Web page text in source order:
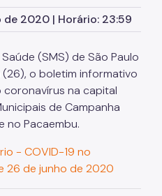
2020 | Horário: 23:59
(SMS) de São Paulo
o boletim informativo
na capital
de Campanha
no Pacaembu.
- COVID-19 no
26 de junho de 2020